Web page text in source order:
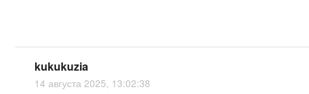
kukukuzia
14 августа 2025, 13:02:38